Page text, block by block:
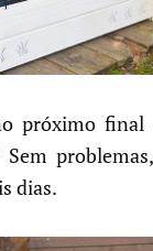
próximo final
Sem
dias.